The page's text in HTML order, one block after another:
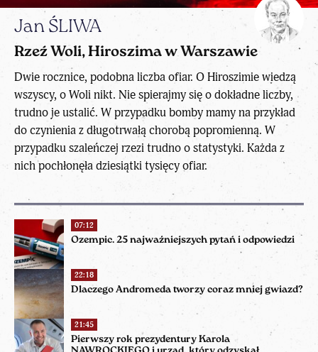
07:12
Ozempic. 25 najważniejszych pytań i odpowiedzi
22:18
Dlaczego Andromeda tworzy coraz mniej gwiazd?
21:45
Pierwszy rok prezydentury Karola
Jan ŚLIWA
Rzeź Woli, Hiroszima w Warszawie
Dwie rocznice, podobna liczba ofiar. O Hiroszimie wiedzą
wszyscy, o Woli nikt. Nie spierajmy się o dokładne liczby,
trudno je ustalić. W przypadku bomby mamy na przykład
do czynienia z długotrwałą chorobą popromienną. W
przypadku szaleńczej rzezi trudno o statystyki. Każda z
nich pochłonęła dziesiątki tysięcy ofiar.